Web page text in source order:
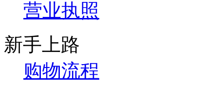
营业执照
新手上路
购物流程